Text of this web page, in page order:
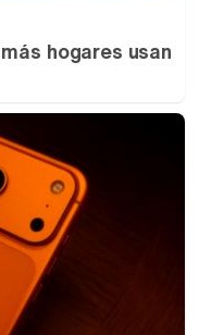
hogares usan